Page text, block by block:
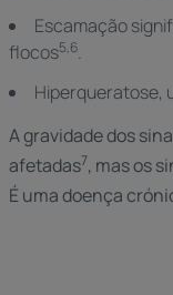
Escamação
flocos5,6.
Hiperqueratose,
A gravidade dos
afetadas7, mas os
É uma doença